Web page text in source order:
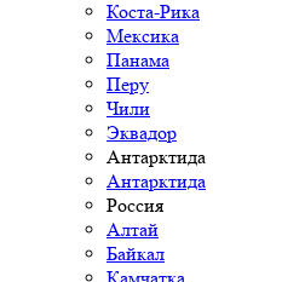
Коста-Рика
Мексика
Панама
Перу
Чили
Эквадор
Антарктида
Антарктида
Россия
Алтай
Байкал